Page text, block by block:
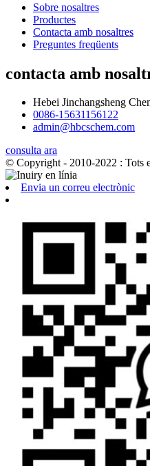
Sobre nosaltres
Productes
Contacta amb nosaltres
Preguntes freqüents
contacta amb
Hebei Jinchangsheng
0086-15631156122
admin@hbcschem.com
consulta ara
© Copyright - 2010-2022 : Tots
Envia un correu electrònic